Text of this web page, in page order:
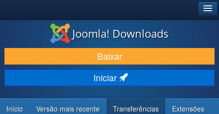
BAIXAR E APRIMORAR
DESCUBRA & APRENDA
COMUNIDADE & SUPORTE
RECURSOS PARA DESENVOLVEDORES
Joomla! Downloads
Baixar
Iniciar
Início Versão mais recente Transferências Extensões